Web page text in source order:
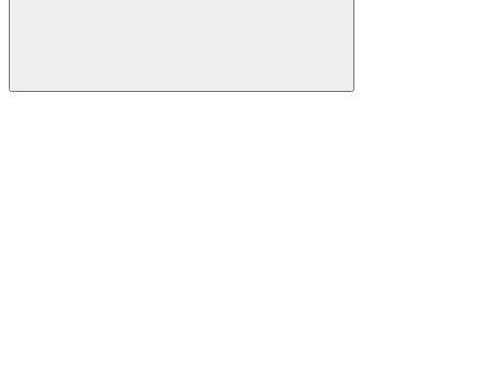
Buscar